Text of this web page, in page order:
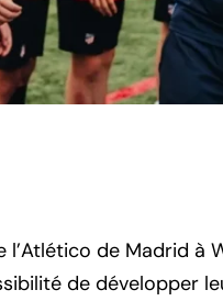
de Madrid à
de développer